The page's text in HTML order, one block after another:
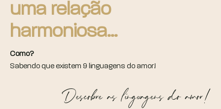
uma relação
harmoniosa...
Como?
Sabendo que existem 9 linguagens do amor!
Descobre as linguagens do amor!